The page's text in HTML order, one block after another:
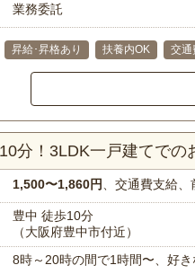
業務委託
昇給･昇格あり 扶養内OK 交通
分！3LDK一戸建てでの
1,500〜1,860円 、交通費支給
豊中 徒歩10分
（大阪府豊中市付近）
8時～20時の間で1時間〜、好